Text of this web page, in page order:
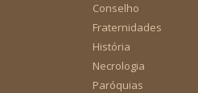
Conselho
Fraternidades
História
Necrologia
Paróquias